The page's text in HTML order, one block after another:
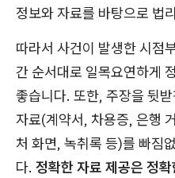
정보와 자료를 바탕으로 법
따라서 사건이 발생한 시점
간 순서대로 일목요연하게
좋습니다. 또한, 주장을 뒷
자료(계약서, 차용증, 은행
처 화면, 녹취록 등)를 빠짐
다. 정확한 자료 제공은 정